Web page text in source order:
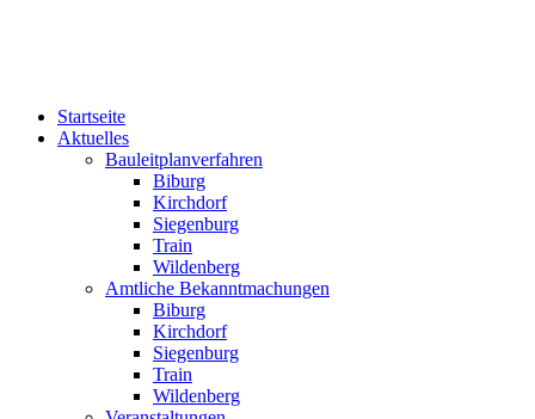
Startseite
Aktuelles
Bauleitplanverfahren
Biburg
Kirchdorf
Siegenburg
Train
Wildenberg
Amtliche Bekanntmachungen
Biburg
Kirchdorf
Siegenburg
Train
Wildenberg